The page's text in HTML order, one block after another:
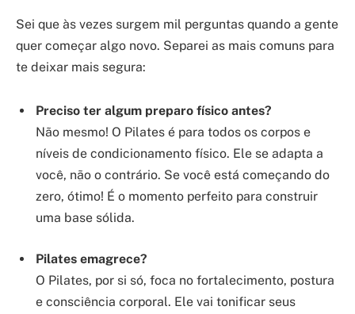
Sei que às vezes surgem mil perguntas quando a gente
quer começar algo novo. Separei as mais comuns para
te deixar mais segura:
Preciso ter algum preparo físico antes?
Não mesmo! O Pilates é para todos os corpos e
níveis de condicionamento físico. Ele se adapta a
você, não o contrário. Se você está começando do
zero, ótimo! É o momento perfeito para construir
uma base sólida.
Pilates emagrece?
O Pilates, por si só, foca no fortalecimento, postura
e consciência corporal. Ele vai tonificar seus